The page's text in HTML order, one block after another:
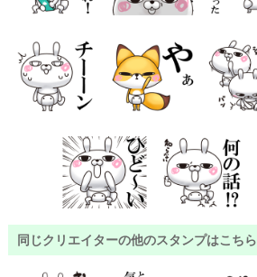
同じクリエイターの他のスタンプはこちら